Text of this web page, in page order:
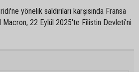
yönelik saldırıları karşısında Fransa
Macron, 22 Eylül 2025'te Filistin Devleti'ni